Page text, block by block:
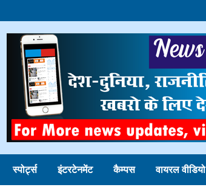
स्पोर्ट्स इंटरटेनमेंट कैम्पस वायरल वीडियो